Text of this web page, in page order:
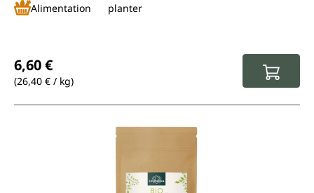
Alimentation
planter
6,60 €
(26,40 € / kg)